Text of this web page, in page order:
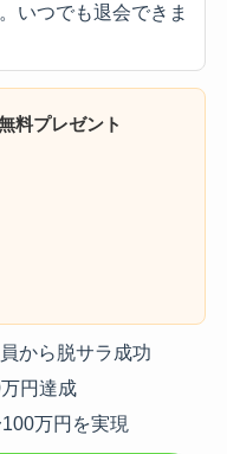
いつでも退会できま
料プレゼント
から脱サラ成功
円達成
万円を実現